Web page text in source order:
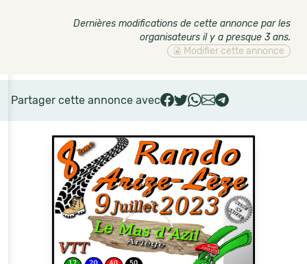
Dernières modifications de cette annonce par les
organisateurs il y a presque 3 ans.
Modifier cette annonce
Partager cette annonce avec